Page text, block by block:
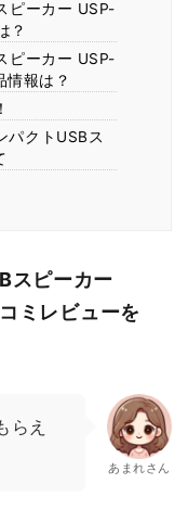
ピーカー USP-
？
ピーカー USP-
報は？
パクトUSBス
スピーカー
ミレビューを
らえ
あまれさん